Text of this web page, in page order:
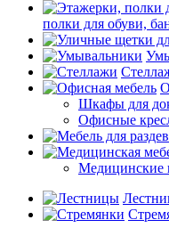
полки для обуви,
Шкафы для
Офисные